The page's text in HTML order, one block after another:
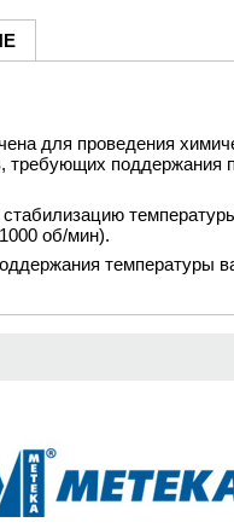
для проведения
требующих поддержания
об/мин).
температуры